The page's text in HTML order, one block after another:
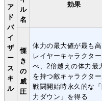
ア
ド
バ
イ
ザ
ー
ス
キ
ル
ル
名
効果
慄
き
の
威
圧
体力の最大値が最も
レイヤーキャラクタ
べ、2倍越えの体力最
を持つ敵キャラクター
戦闘開始時永久的な
力ダウン」を得る